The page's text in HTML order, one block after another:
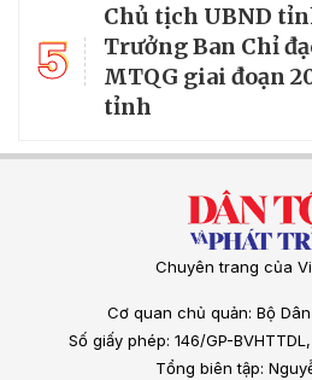
5
Chủ tịch UBND
Trưởng Ban Chỉ
MTQG giai đoạn
tỉnh
Chuyên trang của
Cơ quan chủ quản: Bộ
Số giấy phép: 146/GP-
Tổng biên tập: